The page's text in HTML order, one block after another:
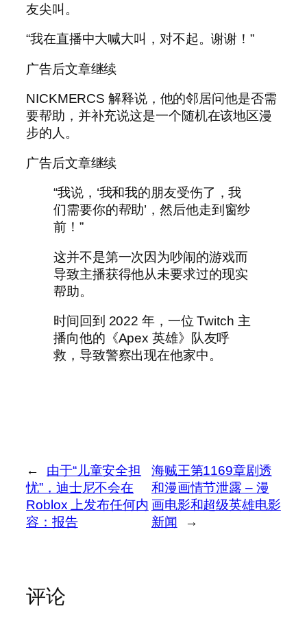
友尖叫。
“我在直播中大喊大叫，对不起。谢谢！”
广告后文章继续
NICKMERCS 解释说，他的邻居问他是否需
要帮助，并补充说这是一个随机在该地区漫
步的人。
广告后文章继续
“我说，‘我和我的朋友受伤了，我
们需要你的帮助’，然后他走到窗纱
前！”
这并不是第一次因为吵闹的游戏而
导致主播获得他从未要求过的现实
帮助。
时间回到 2022 年，一位 Twitch 主
播向他的《Apex 英雄》队友呼
救，导致警察出现在他家中。
←
由于“儿童安全担
忧”，迪士尼不会在
Roblox 上发布任何内
容：报告
海贼王第1169章剧透
和漫画情节泄露 – 漫
画电影和超级英雄电影
新闻
→
评论